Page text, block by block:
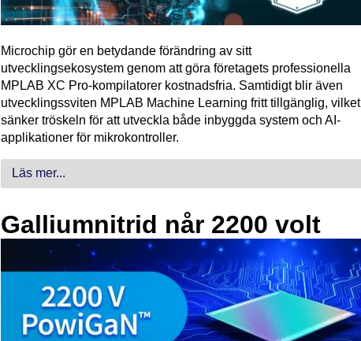
Microchip gör en betydande förändring av sitt
utvecklingsekosystem genom att göra företagets professionella
MPLAB XC Pro-kompilatorer kostnadsfria. Samtidigt blir även
utvecklingssviten MPLAB Machine Learning fritt tillgänglig, vilket
sänker tröskeln för att utveckla både inbyggda system och AI-
applikationer för mikrokontroller.
Läs mer...
Galliumnitrid når 2200 volt